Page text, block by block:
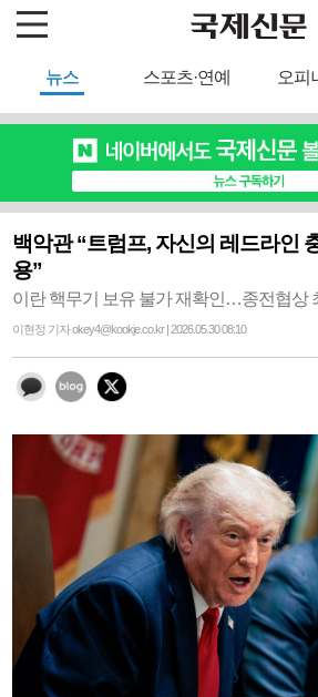
뉴스 스포츠·연예 오피
백악관 “트럼프, 자신의 레드라인
용”
이란 핵무기 보유 불가 재확인…종전협상
이현정 기자 okey4@kookje.co.kr | 2026.05.30 08:10